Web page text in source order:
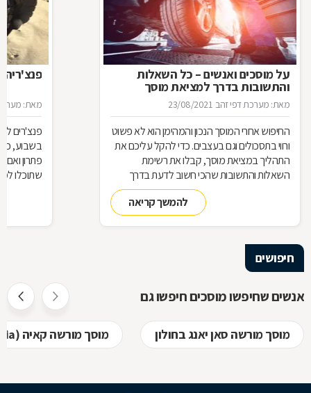
על מוסכים ואנשים – כל השאלות
והתשובות בדרך למציאת מוסך
מאת: מערכת דפי זהב 23/08/2021
החיפוש אחרי המוסך הנכון והמהימן הוא לא פשוט
ורווי בתסכולים וגם בעצבים. כדי להקל עליכם את
התהליך במציאת מוסך, קבלו את רשימת
השאלות והתשובות שהכי חשוב לדעת בדרך
להמשך קריאה
מאת:
פנצ'רים
בשבוע,
פתרון
שתוכלו
חיפושים
אנשים שחיפשו מוסכים חיפשו גם
מוסך מורשה סאן יאנג בחולון מוסך מורשה קאיה (kia) בחולון